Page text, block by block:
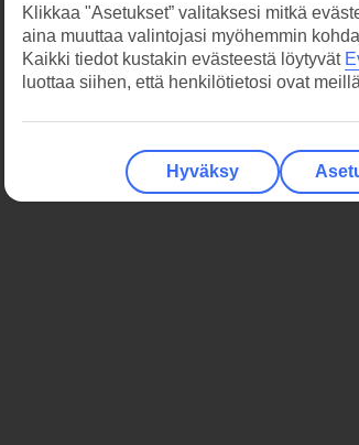
Klikkaa "Asetukset” valitaksesi mitkä
aina muuttaa valintojasi myöhemmin
Kaikki tiedot kustakin evästeestä löytyvät
luottaa siihen, että henkilötietosi ovat
Hyväksy